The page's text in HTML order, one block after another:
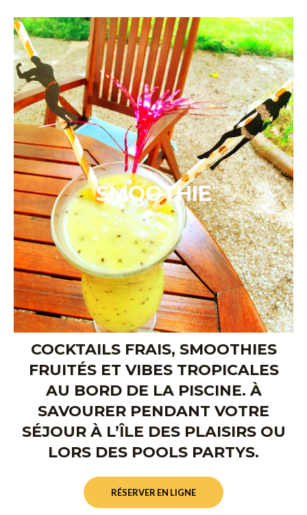
SMOOTHIE
COCKTAILS FRAIS, SMOOTHIES
FRUITÉS ET VIBES TROPICALES
AU BORD DE LA PISCINE. À
SAVOURER PENDANT VOTRE
SÉJOUR À L’ÎLE DES PLAISIRS OU
LORS DES POOLS PARTYS.
RÉSERVER EN LIGNE